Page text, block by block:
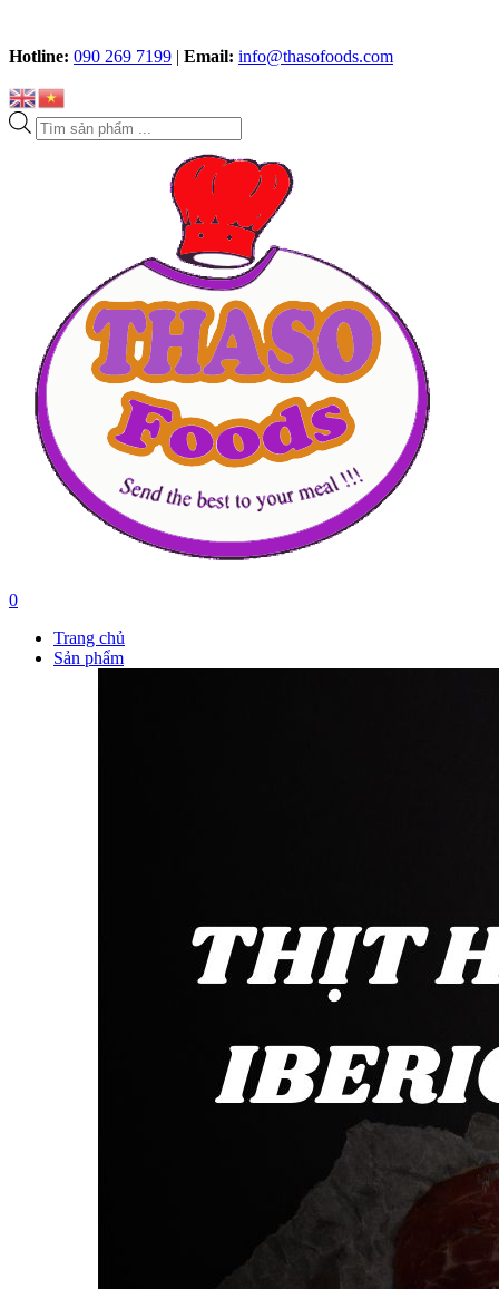
Hotline: 090 269 7199 | Email: info@thasofoods.com
Tìm
kiếm
0
Trang chủ
Sản phẩm